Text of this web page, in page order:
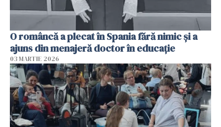
O româncă a plecat în Spania fără nimic și a
ajuns din menajeră doctor în educație
03 MARTIE 2026